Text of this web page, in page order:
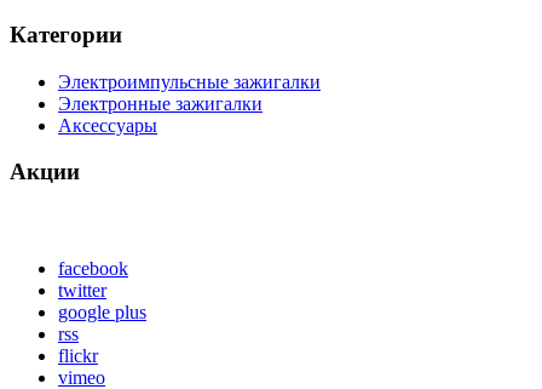
Категории
Электроимпульсные зажигалки
Электронные зажигалки
Аксессуары
Акции
facebook
twitter
google plus
rss
flickr
vimeo